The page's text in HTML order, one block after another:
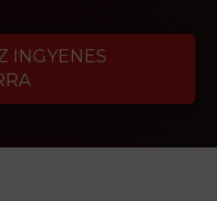
INGYENES